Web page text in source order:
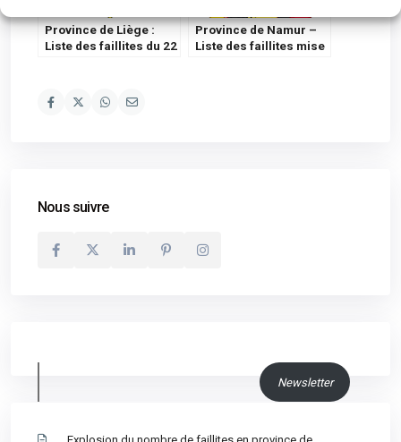
Province de Liège :
Liste des faillites du 22
Province de Namur –
Liste des faillites mise
Nous suivre
Newsletter